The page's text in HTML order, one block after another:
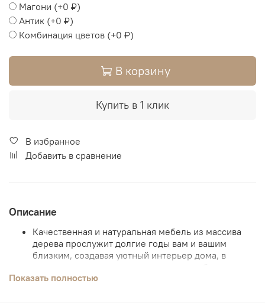
Магони (+0 ₽)
Антик (+0 ₽)
Комбинация цветов (+0 ₽)
В корзину
Купить в 1 клик
В избранное
Добавить в сравнение
Описание
Качественная и натуральная мебель из массива
дерева прослужит долгие годы вам и вашим
близким, создавая уютный интерьер дома, в
Показать полностью